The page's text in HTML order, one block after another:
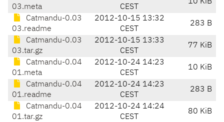
03.meta
CEST
Catmandu-0.03
03.readme
2012-10-15 13:32
CEST
283 B
Catmandu-0.03
03.tar.gz
2012-10-15 13:33
CEST
77 KiB
Catmandu-0.04
01.meta
2012-10-24 14:23
CEST
10 KiB
Catmandu-0.04
01.readme
2012-10-24 14:23
CEST
283 B
Catmandu-0.04
01.tar.gz
2012-10-24 14:24
CEST
80 KiB